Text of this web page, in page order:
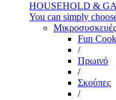
HOUSEHOLD &
You can simply
Μικροσυσκευές
Fun
/
Πρωινό
/
Σκούπες
/